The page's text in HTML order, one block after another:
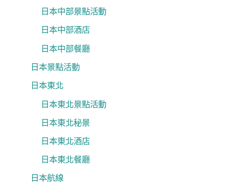
日本中部景點活動
日本中部酒店
日本中部餐廳
日本景點活動
日本東北
日本東北景點活動
日本東北秘景
日本東北酒店
日本東北餐廳
日本航線